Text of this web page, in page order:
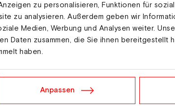
zu personalisieren, Funktionen für
zu analysieren. Außerdem geben wir
Medien, Werbung und Analysen weiter.
Daten zusammen, die Sie ihnen bereitgestellt
haben.
Anpassen
Kein Video?
Marketing-Cookies akzeptieren